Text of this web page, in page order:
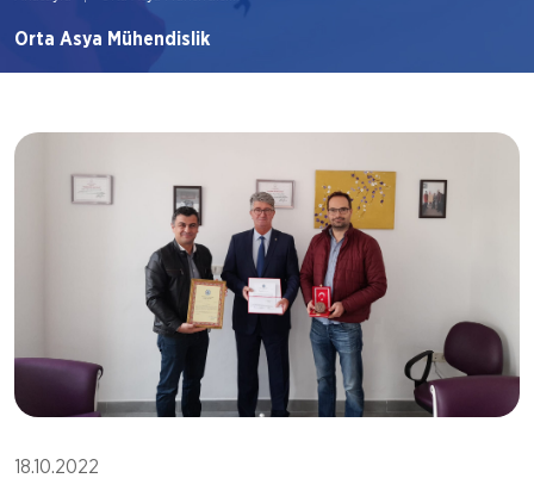
Orta Asya Mühendislik
18.10.2022